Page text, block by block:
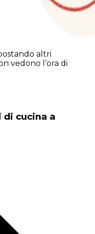
altri
vedono l’ora di
di cucina a